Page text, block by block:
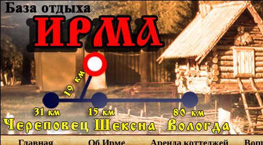
Главная Об Ирме Аренда коттеджей